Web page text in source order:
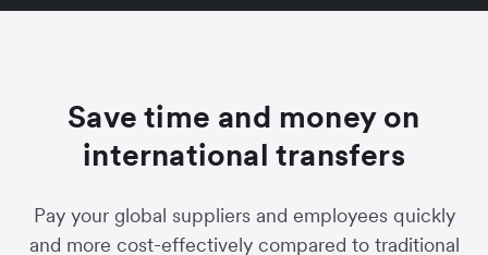
Save time and money on
international transfers
Pay your global suppliers and employees quickly
and more cost-effectively compared to traditional